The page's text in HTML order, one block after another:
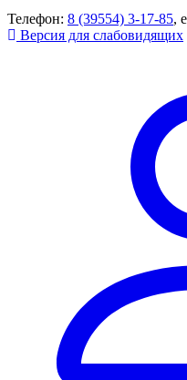
Телефон: 8 (39554) 3-17-85,
Версия для слабовидящих